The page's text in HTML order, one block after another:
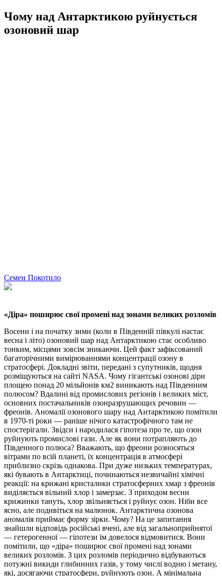
Чому над Антарктикою руйнується
озоновий шар
Семен Покотило
«Діра» поширює свої промені над зонами великих розломів
Восени і на початку зими (коли в Південній півкулі настає
весна і літо) озоновий шар над Антарктикою стає особливо
тонким, місцями зовсім зникаючи. Цей факт зафіксований
багаторічними вимірюваннями концентрації озону в
стратосфері. Докладні звіти, передані з супутників, щодня
розміщуються на сайті NASA. Чому гігантські озонові діри
площею понад 20 мільйонів км2 виникають над Південним
полюсом? Вдалині від промислових регіонів і великих міст,
основних постачальників озонразрушающих речовин —
фреонів. Аномалії озонового шару над Антарктикою помітили
в 1970-ті роки — раніше нічого катастрофічного там не
спостерігали. Звідси і народилася гіпотеза про те, що озон
руйнують промислові гази. Але як вони потрапляють до
Південного полюса? Вважають, що фреони розносяться
вітрами по всій планеті, їх концентрація в атмосфері
приблизно скрізь однакова. При дуже низьких температурах,
які бувають в Антарктиці, починаються незвичайні хімічні
реакції: на крижані кристалики стратосферних хмар з фреонів
виділяється вільний хлор і замерзає. З приходом весни
крижинки тануть, хлор звільняється і руйнує озон. Ніби все
ясно, але подивіться на малюнок. Антарктична озонова
аномалія приймає форму зірки. Чому? На це запитання
знайшли відповідь російські вчені, але від загальноприйнятої
— гетерогенної — гіпотези їм довелося відмовитися. Вони
помітили, що «діра» поширює свої промені над зонами
великих розломів. З цих розломів періодично відбуваються
потужні викиди глибинних газів, у тому числі водню і метану,
які, досягаючи стратосфери, руйнують озон. А мінімальна